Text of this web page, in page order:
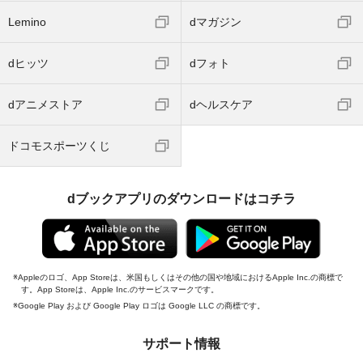
Lemino dマガジン
dヒッツ dフォト
dアニメストア dヘルスケア
ドコモスポーツくじ
dブックアプリのダウンロードはコチラ
Appleのロゴ、App Storeは、米国もしくはその他の国や地域におけるApple Inc.の商標で
す。App Storeは、Apple Inc.のサービスマークです。
Google Play および Google Play ロゴは Google LLC の商標です。
サポート情報